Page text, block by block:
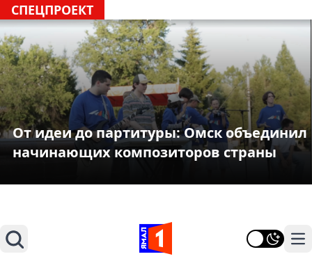
СПЕЦПРОЕКТ
От идеи до партитуры: Омск объединил
начинающих композиторов страны
Поиск